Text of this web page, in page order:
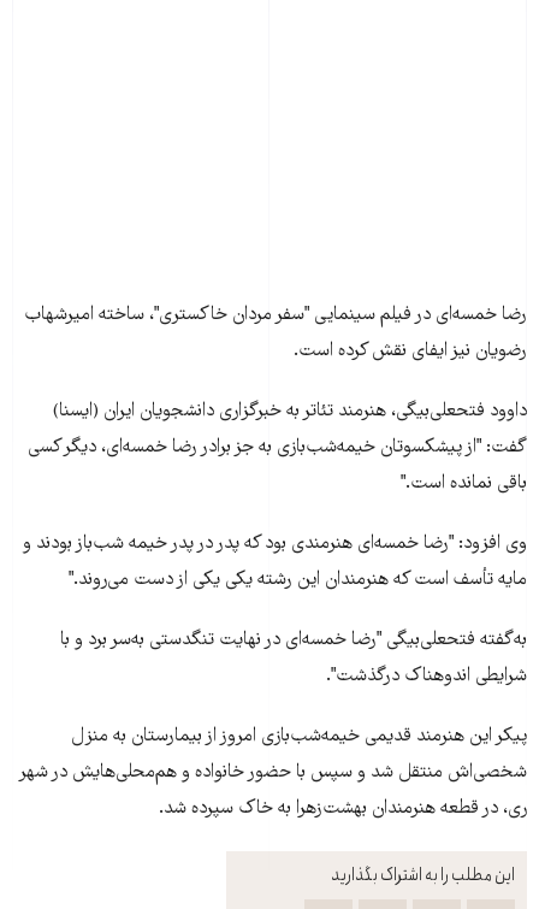
این مطلب را به اشتراک بگذارید
رضا خمسه‌ای در فيلم سينمايی "سفر مردان خاکستری"، ساخته اميرشهاب
رضويان نيز ايفای نقش کرده است.
داوود فتحعلی‌بيگی، هنرمند تئاتر به خبرگزاری دانشجويان ايران (ايسنا)
گفت: "از پيشکسوتان خيمه‌شب‌بازی به جز برادر رضا خمسه‌ای، ديگر کسی
باقی نمانده است."
وی افزود: "رضا خمسه‌ای هنرمندی بود که پدر در پدر خيمه شب‌باز بودند و
مايه تأسف است که هنرمندان اين رشته يکی يکی از دست می‌روند."
به‌گفته فتحعلی‌بيگی "رضا خمسه‌ای در نهايت تنگدستی به‌سر برد و با
شرايطی اندوهناک درگذشت".
پيکر اين هنرمند قديمی خيمه‌شب‌بازی امروز از بيمارستان به منزل
شخصی‌اش منتقل شد و سپس با حضور خانواده و هم‌محلی‌هايش در شهر
ری، در قطعه هنرمندان بهشت‌زهرا به خاک سپرده شد.